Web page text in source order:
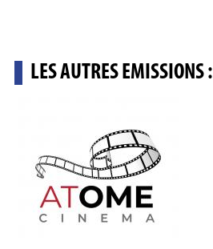
LES AUTRES EMISSIONS :